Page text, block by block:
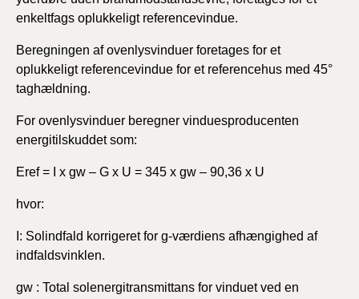
enkeltfags oplukkeligt referencevindue.
Beregningen af ovenlysvinduer foretages for et
oplukkeligt referencevindue for et referencehus med 45°
taghældning.
For ovenlysvinduer beregner vinduesproducenten
energitilskuddet som:
Eref = I x gw – G x U = 345 x gw – 90,36 x U
hvor:
I: Solindfald korrigeret for g-værdiens afhængighed af
indfaldsvinklen.
gw : Total solenergitransmittans for vinduet ved en